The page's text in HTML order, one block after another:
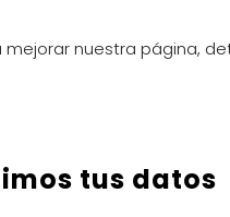
nuestra página,
tus datos